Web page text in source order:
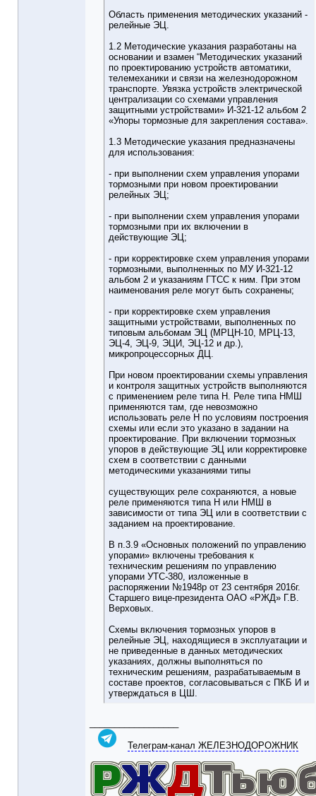
Область применения методических указаний -
релейные ЭЦ.
1.2 Методические указания разработаны на
основании и взамен “Методических указаний
по проектированию устройств автоматики,
телемеханики и связи на железнодорожном
транспорте. Увязка устройств электрической
централизации со схемами управления
защитными устройствами» И-321-12 альбом 2
«Упоры тормозные для закрепления состава».
1.3 Методические указания предназначены
для использования:
- при выполнении схем управления упорами
тормозными при новом проектировании
релейных ЭЦ;
- при выполнении схем управления упорами
тормозными при их включении в
действующие ЭЦ;
- при корректировке схем управления упорами
тормозными, выполненных по МУ И-321-12
альбом 2 и указаниям ГТСС к ним. При этом
наименования реле могут быть сохранены;
- при корректировке схем управления
защитными устройствами, выполненных по
типовым альбомам ЭЦ (МРЦН-10, МРЦ-13,
ЭЦ-4, ЭЦ-9, ЭЦИ, ЭЦ-12 и др.),
микропроцессорных ДЦ.
При новом проектировании схемы управления
и контроля защитных устройств выполняются
с применением реле типа Н. Реле типа НМШ
применяются там, где невозможно
использовать реле Н по условиям построения
схемы или если это указано в задании на
проектирование. При включении тормозных
упоров в действующие ЭЦ или корректировке
схем в соответствии с данными
методическими указаниями типы
существующих реле сохраняются, а новые
реле применяются типа Н или НМШ в
зависимости от типа ЭЦ или в соответствии с
заданием на проектирование.
В п.3.9 «Основных положений по управлению
упорами» включены требования к
техническим решениям по управлению
упорами УТС-380, изложенные в
распоряжении №1948р от 23 сентября 2016г.
Старшего вице-президента ОАО «РЖД» Г.В.
Верховых.
Схемы включения тормозных упоров в
релейные ЭЦ, находящиеся в эксплуатации и
не приведенные в данных методических
указаниях, должны выполняться по
техническим решениям, разрабатываемым в
составе проектов, согласовываться с ПКБ И и
утверждаться в ЦШ.
Телеграм-канал ЖЕЛЕЗНОДОРОЖНИК